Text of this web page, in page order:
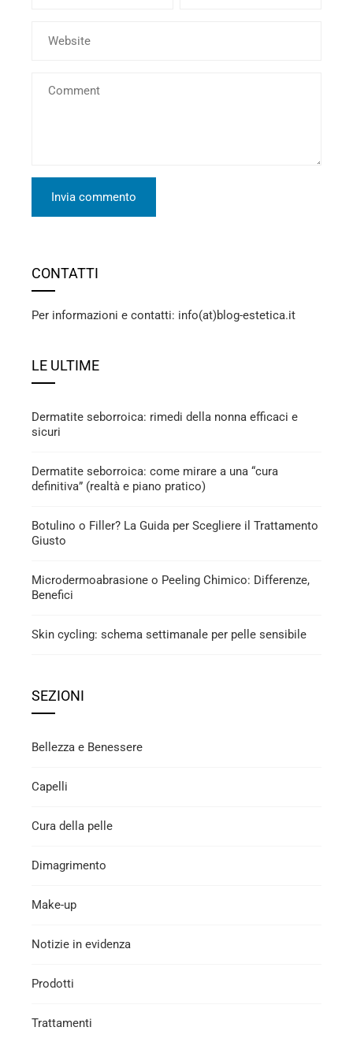
CONTATTI
Per informazioni e contatti: info(at)blog-estetica.it
LE ULTIME
Dermatite seborroica: rimedi della nonna efficaci e
sicuri
Dermatite seborroica: come mirare a una “cura
definitiva” (realtà e piano pratico)
Botulino o Filler? La Guida per Scegliere il Trattamento
Giusto
Microdermoabrasione o Peeling Chimico: Differenze,
Benefici
Skin cycling: schema settimanale per pelle sensibile
SEZIONI
Bellezza e Benessere
Capelli
Cura della pelle
Dimagrimento
Make-up
Notizie in evidenza
Prodotti
Trattamenti